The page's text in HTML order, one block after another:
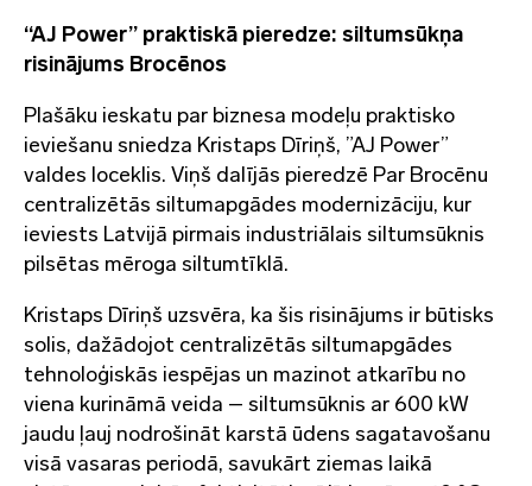
“AJ Power” praktiskā pieredze: siltumsūkņa
risinājums Brocēnos
Plašāku ieskatu par biznesa modeļu praktisko
ieviešanu sniedza Kristaps Dīriņš, ”AJ Power”
valdes loceklis. Viņš dalījās pieredzē Par Brocēnu
centralizētās siltumapgādes modernizāciju, kur
ieviests Latvijā pirmais industriālais siltumsūknis
pilsētas mēroga siltumtīklā.
Kristaps Dīriņš uzsvēra, ka šis risinājums ir būtisks
solis, dažādojot centralizētās siltumapgādes
tehnoloģiskās iespējas un mazinot atkarību no
viena kurināmā veida – siltumsūknis ar 600 kW
jaudu ļauj nodrošināt karstā ūdens sagatavošanu
visā vasaras periodā, savukārt ziemas laikā